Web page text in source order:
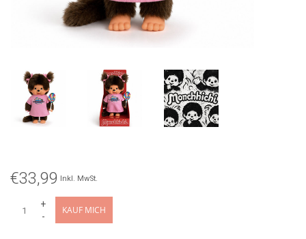
€33,99 Inkl. MwSt.
+
-
KAUF MICH